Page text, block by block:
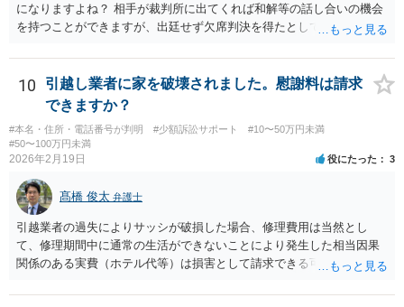
になりますよね？ 相手が裁判所に出てくれば和解等の話し合いの機会
を持つことができますが、出廷せず欠席判決を得たとしても、執行段
にお願いして赤字になりますか？ 契約内容等によりますので一概には
言えませんが、上記のように回収が難しくなってしまう可能性もある
ので、弁護士費用が無駄になってしまうリスクはあるでしょう。 ＞相
手が嘘をついてお金を借りてるのは詐欺罪にはならないんですか？ ＞
詐欺になる可能性があって、被害者が何人かいてもそれだけだと警察
は動いてくれないんでしょうか？ 貴方に対して虚偽の事実を述べて借
生じるでしょうし、同一の手口による複数の被害者が他にもいること
が明白であれば、警察は動く可能性が高いです。
10
引越し業者に家を破壊されました。慰謝料は請求
できますか？
#本名・住所・電話番号が判明 #少額訴訟サポート
#10〜50万円未満
#50〜100万円未満
2026年2月19日 役にたった 3
髙橋 俊太 弁護士
引越業者の過失によりサッシが破損した場合、修理費用は当然とし
て、修理期間中に通常の生活ができないことにより発生した相当因果
関係のある実費（ホテル代等）は損害として請求できる可能性があり
められにくく、「迷惑料」は法的には認容されにくい傾向です。ただ